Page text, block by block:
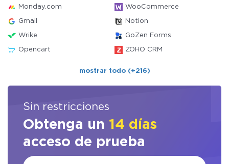
Monday.com WooCommerce
Gmail Notion
Wrike GoZen Forms
Opencart ZOHO CRM
mostrar todo (+216)
Sin restricciones
Obtenga un 14 días
acceso de prueba